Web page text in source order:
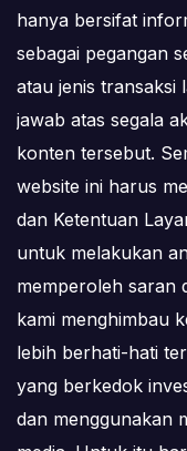
hanya bersifat
sebagai pegangan
atau jenis transaksi
jawab atas segala
konten tersebut.
website ini harus
dan Ketentuan
untuk melakukan
memperoleh saran
kami menghimbau
lebih berhati-hati
yang berkedok
dan menggunakan